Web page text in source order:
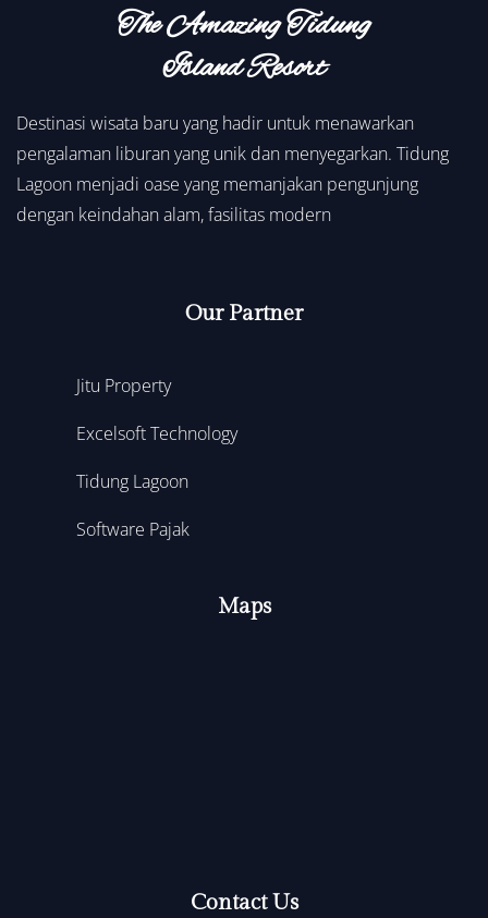
Contact Us
The Amazing Tidung
Island Resort
Destinasi wisata baru yang hadir untuk menawarkan
pengalaman liburan yang unik dan menyegarkan. Tidung
Lagoon menjadi oase yang memanjakan pengunjung
dengan keindahan alam, fasilitas modern
Our Partner
Jitu Property
Excelsoft Technology
Tidung Lagoon
Software Pajak
Maps